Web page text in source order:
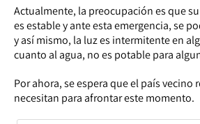
Actualmente, la preocupación es que
es estable y ante esta emergencia, se
y así mismo, la luz es intermitente en
cuanto al agua, no es potable para
Por ahora, se espera que el país vecino
necesitan para afrontar este momento.